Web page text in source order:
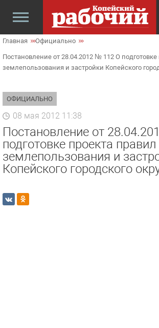
Главная Официально
Постановление от 28.04.2012 № 112 О подготовке
землепользования и застройки Копейского
ОФИЦИАЛЬНО
08 мая 2012 11:38
Постановление от
подготовке проекта правил
землепользования и
Копейского городского